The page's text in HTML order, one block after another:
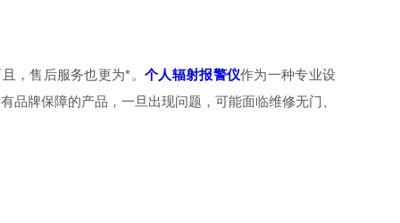
，售后服务也更为*。 个人辐射报警仪作为一种专业设
牌保障的产品，一旦出现问题，可能面临维修无门、